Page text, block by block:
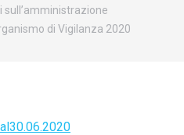
sull’amministrazione
di Vigilanza 2020